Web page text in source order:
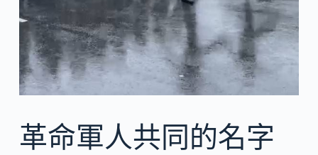
革命軍人共同的名字